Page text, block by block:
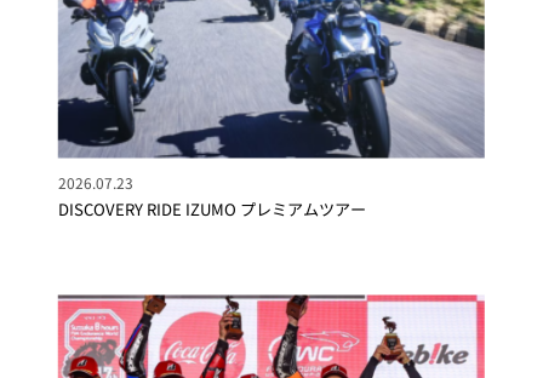
DISCOVERY RIDE IZUMO プレミアムツアー
2026.07.23